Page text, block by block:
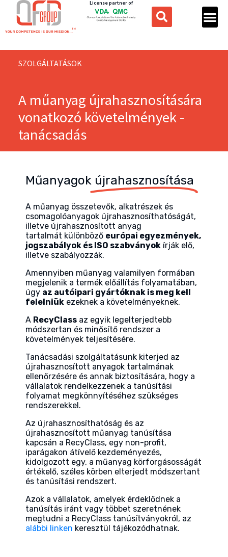
License partner of
SZOLGÁLTATÁSOK
A műanyag újrahasznosítására
vonatkozó követelmények -
tanácsadás
Műanyagok újrahasznosítása
A műanyag összetevők, alkatrészek és
csomagolóanyagok újrahasznosíthatóságát,
illetve újrahasznosított anyag
tartalmát különböző európai egyezmények,
jogszabályok és ISO szabványok írják elő,
illetve szabályozzák.
Amennyiben műanyag valamilyen formában
megjelenik a termék előállítás folyamatában,
úgy az autóipari gyártóknak is meg kell
felelniük ezeknek a követelményeknek.
A RecyClass az egyik legelterjedtebb
módszertan és minősítő rendszer a
követelmények teljesítésére.
Tanácsadási szolgáltatásunk kiterjed az
újrahasznosított anyagok tartalmának
ellenőrzésére és annak biztosítására, hogy a
vállalatok rendelkezzenek a tanúsítási
folyamat megkönnyítéséhez szükséges
rendszerekkel.
Az újrahasznosíthatóság és az
újrahasznosított műanyag tanúsítása
kapcsán a RecyClass, egy non-profit,
iparágakon átívelő kezdeményezés,
kidolgozott egy, a műanyag körforgásosságát
értékelő, széles körben elterjedt módszertant
és tanúsítási rendszert.
Azok a vállalatok, amelyek érdeklődnek a
tanúsítás iránt vagy többet szeretnének
megtudni a RecyClass tanúsítványokról, az
alábbi linken keresztül tájékozódhatnak.